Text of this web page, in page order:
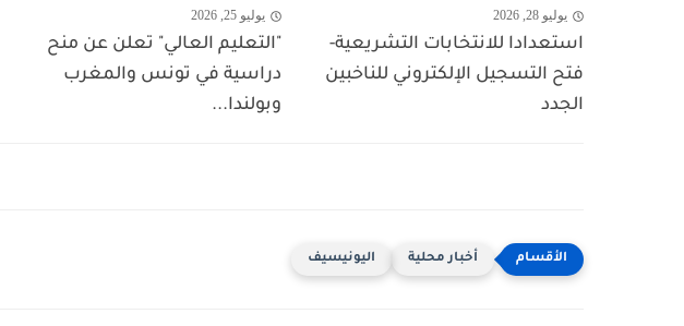
يوليو 28, 2026
استعدادا للانتخابات التشريعية-
فتح التسجيل الإلكتروني للناخبين
الجدد
يوليو 25, 2026
"التعليم العالي" تعلن عن منح
دراسية في تونس والمغرب
وبولندا...
أخبار محلية اليونيسيف